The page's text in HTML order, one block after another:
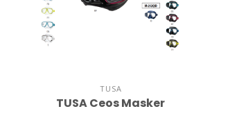
TUSA
TUSA Ceos Masker